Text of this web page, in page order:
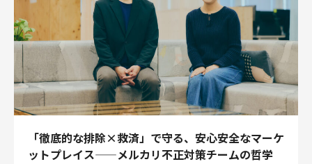
「徹底的な排除×救済」で守る、安心安全なマーケ
ットプレイス——メルカリ不正対策チームの哲学